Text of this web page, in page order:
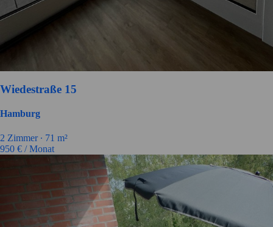
Wiedestraße 15
Hamburg
2 Zimmer ∙ 71 m²
950 € / Monat